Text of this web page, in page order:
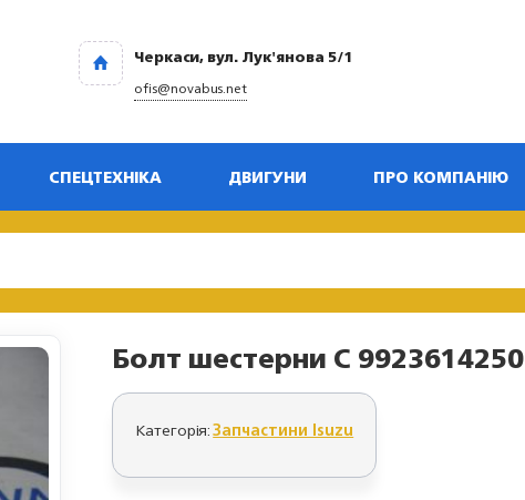
Черкаси, вул. Лук'янова 5/1
ofis@novabus.net
СПЕЦТЕХНІКА ДВИГУНИ ПРО КОМПАНІЮ
Болт шестерни С 9923614250
Категорія:Запчастини Isuzu